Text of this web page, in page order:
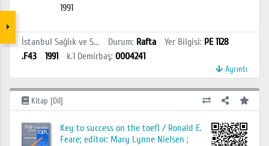
1991
İstanbul Sağlık ve Sosyal Bilimler MYO Kütüphanesi Durum: Rafta Yer Bilgisi: PE 1128
.F43
1991 k.1 Demirbaş: 0004241
Ayrıntı
Kitap [Dil]
Key to success on the toefl / Ronald E.
Feare; editor: Mary Lynne Nielsen ;